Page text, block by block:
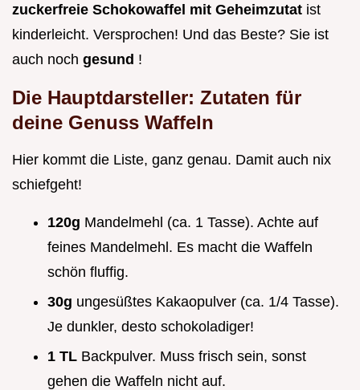
zuckerfreie Schokowaffel mit Geheimzutat ist
kinderleicht. Versprochen! Und das Beste? Sie ist
auch noch gesund !
Die Hauptdarsteller: Zutaten für
deine Genuss Waffeln
Hier kommt die Liste, ganz genau. Damit auch nix
schiefgeht!
120g Mandelmehl (ca. 1 Tasse). Achte auf
feines Mandelmehl. Es macht die Waffeln
schön fluffig.
30g ungesüßtes Kakaopulver (ca. 1/4 Tasse).
Je dunkler, desto schokoladiger!
1 TL Backpulver. Muss frisch sein, sonst
gehen die Waffeln nicht auf.